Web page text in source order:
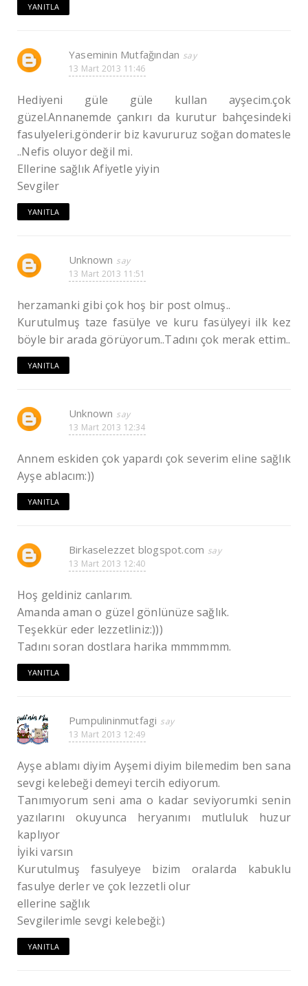
YANITLA
Yaseminin Mutfağından
13 Mart 2013 11:46
Hediyeni güle güle kullan ayşecim.çok
güzel.Annanemde çankırı da kurutur bahçesindeki
fasulyeleri.gönderir biz kavururuz soğan domatesle
..Nefis oluyor değil mi.
Ellerine sağlık Afiyetle yiyin
Sevgiler
YANITLA
Unknown
13 Mart 2013 11:51
herzamanki gibi çok hoş bir post olmuş..
Kurutulmuş taze fasülye ve kuru fasülyeyi ilk kez
böyle bir arada görüyorum..Tadını çok merak ettim..
YANITLA
Unknown
13 Mart 2013 12:34
Annem eskiden çok yapardı çok severim eline sağlık
Ayşe ablacım:))
YANITLA
Birkaselezzet blogspot.com
13 Mart 2013 12:40
Hoş geldiniz canlarım.
Amanda aman o güzel gönlünüze sağlık.
Teşekkür eder lezzetliniz:)))
Tadını soran dostlara harika mmmmmm.
YANITLA
Pumpulininmutfagi
13 Mart 2013 12:49
Ayşe ablamı diyim Ayşemi diyim bilemedim ben sana
sevgi kelebeği demeyi tercih ediyorum.
Tanımıyorum seni ama o kadar seviyorumki senin
yazılarını okuyunca heryanımı mutluluk huzur
kaplıyor
İyiki varsın
Kurutulmuş fasulyeye bizim oralarda kabuklu
fasulye derler ve çok lezzetli olur
ellerine sağlık
Sevgilerimle sevgi kelebeği:)
YANITLA